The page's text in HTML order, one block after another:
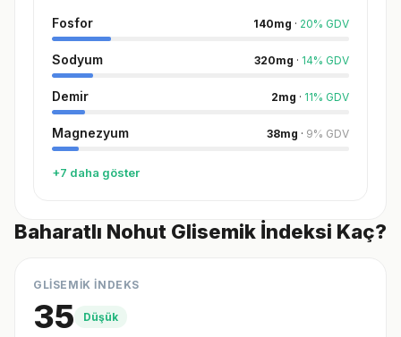
Fosfor 140mg · 20% GDV
Sodyum 320mg · 14% GDV
Demir 2mg · 11% GDV
Magnezyum 38mg · 9% GDV
+7 daha göster
Baharatlı Nohut Glisemik İndeksi Kaç?
GLİSEMİK İNDEKS
35 Düşük